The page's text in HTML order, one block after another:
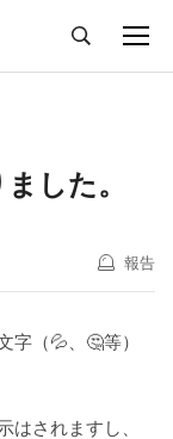
した。
報告
字（💦、🤔等）
はされますし、